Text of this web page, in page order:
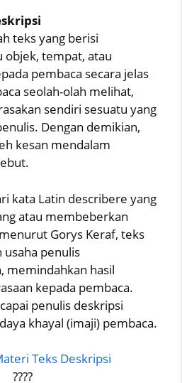
teks yang berisi
objek, tempat, atau
pembaca secara jelas
seolah-olah melihat,
sendiri sesuatu yang
Dengan demikian,
kesan mendalam
kata Latin describere yang
atau membeberkan
Gorys Keraf, teks
penulis
memindahkan hasil
kepada pembaca.
penulis deskripsi
khayal (imaji) pembaca.
Teks Deskripsi
????